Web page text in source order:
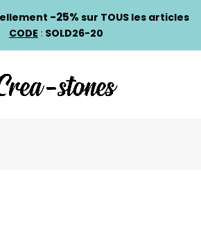
-25% sur TOUS les articles
CODE : SOLD26-20